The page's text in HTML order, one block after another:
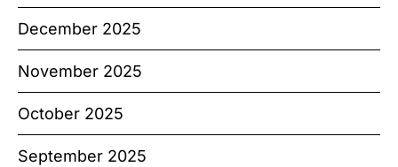
December 2025
November 2025
October 2025
September 2025